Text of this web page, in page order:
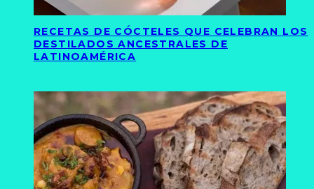
RECETAS DE CÓCTELES QUE CELEBRAN LOS
DESTILADOS ANCESTRALES DE
LATINOAMÉRICA